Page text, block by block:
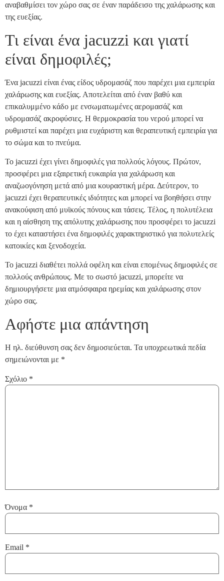
αναβαθμίσει τον χώρο σας σε έναν παράδεισο της χαλάρωσης και
της ευεξίας.
Τι είναι ένα jacuzzi και γιατί
είναι δημοφιλές;
Ένα jacuzzi είναι ένας είδος υδρομασάζ που παρέχει μια εμπειρία
χαλάρωσης και ευεξίας. Αποτελείται από έναν βαθύ και
επικαλυμμένο κάδο με ενσωματωμένες αερομασάζ και
υδρομασάζ ακροφύσιες. Η θερμοκρασία του νερού μπορεί να
ρυθμιστεί και παρέχει μια ευχάριστη και θεραπευτική εμπειρία για
το σώμα και το πνεύμα.
Το jacuzzi έχει γίνει δημοφιλές για πολλούς λόγους. Πρώτον,
προσφέρει μια εξαιρετική ευκαιρία για χαλάρωση και
αναζωογόνηση μετά από μια κουραστική μέρα. Δεύτερον, το
jacuzzi έχει θεραπευτικές ιδιότητες και μπορεί να βοηθήσει στην
ανακούφιση από μυϊκούς πόνους και τάσεις. Τέλος, η πολυτέλεια
και η αίσθηση της απόλυτης χαλάρωσης που προσφέρει το jacuzzi
το έχει καταστήσει ένα δημοφιλές χαρακτηριστικό για πολυτελείς
κατοικίες και ξενοδοχεία.
Το jacuzzi διαθέτει πολλά οφέλη και είναι επομένως δημοφιλές σε
πολλούς ανθρώπους. Με το σωστό jacuzzi, μπορείτε να
δημιουργήσετε μια ατμόσφαιρα ηρεμίας και χαλάρωσης στον
χώρο σας.
Αφήστε μια απάντηση
Η ηλ. διεύθυνση σας δεν δημοσιεύεται. Τα υποχρεωτικά πεδία
σημειώνονται με *
Σχόλιο *
Όνομα *
Email *